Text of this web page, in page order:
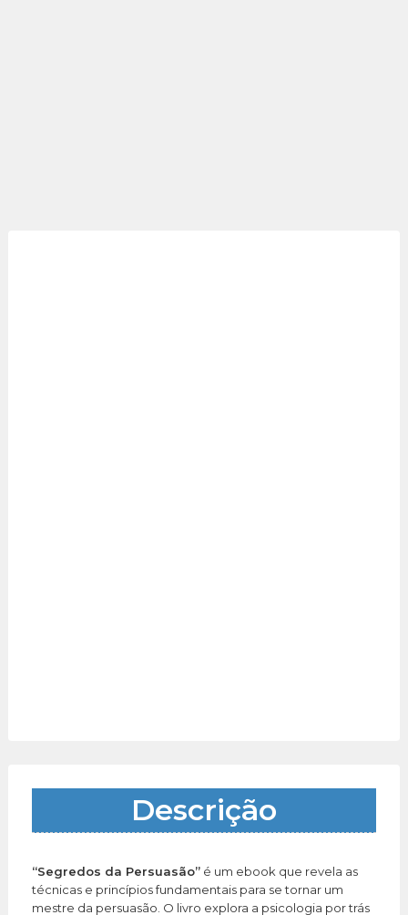
Descrição
“Segredos da Persuasão” é um ebook que revela as
técnicas e princípios fundamentais para se tornar um
mestre da persuasão. O livro explora a psicologia por trás